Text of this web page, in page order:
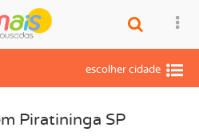
Piratininga SP